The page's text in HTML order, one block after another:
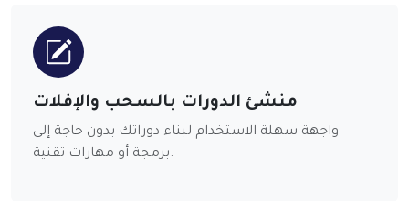
منشئ الدورات بالسحب والإفلات
واجهة سهلة الاستخدام لبناء دوراتك بدون حاجة إلى
برمجة أو مهارات تقنية.